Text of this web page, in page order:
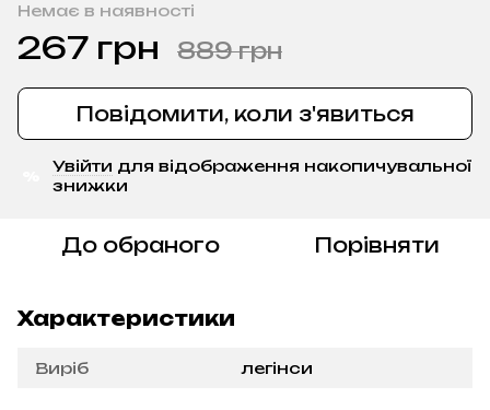
Немає в наявності
267 грн 889 грн
Повідомити, коли з'явиться
Увійти для відображення накопичувальної
знижки
До обраного Порівняти
Характеристики
Виріб легінси